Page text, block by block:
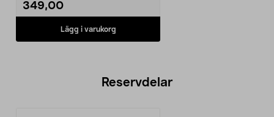
349,00
Lägg i varukorg
Reservdelar